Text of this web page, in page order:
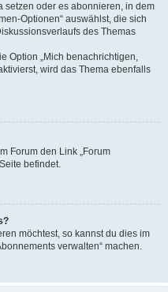
setzen oder es abonnieren, in dem
Optionen“ auswählst, die sich
des Themas
Option „Mich benachrichtigen,
wird das Thema ebenfalls
Forum den Link „Forum
befindet.
möchtest, so kannst du dies im
verwalten“ machen.